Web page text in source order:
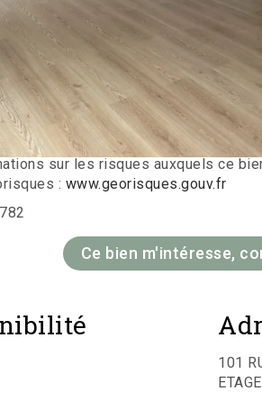
QUARTIER VIVANT ET
proche de toutes commodités.
60m² habitables, comprenant un
équipée américaine, 2 chambres,
parking sécurisé , un local vélo.
sur les risques auxquels ce
: www.georisques.gouv.fr
Ce bien m'intéresse,
101